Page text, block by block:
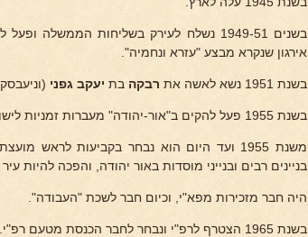
בשנים 1949-51 נשלח לעירק בשליחות
אירגון שנקרא מבצע "עזרא ונחמיה".
בשנת 1951 נשא לאשה את רבקה בת יעקב גפני
בשנת 1955 פעל להקים ב"אור-יהודה" מעברות זמניות לישוב העליה מעירק.
משנת 1955 ועד היום הוא נבחר בקביעות
בניינים רבים ובנייני מוסדות באור יהודה, והפכה להיות
היה חבר מזכירות מפא"י, וכיום חבר לשכת "העבודה".
בשנת 1965 הצטרף לרפ"י ונבחר לחבר הכנסת מטעם רפ"י.